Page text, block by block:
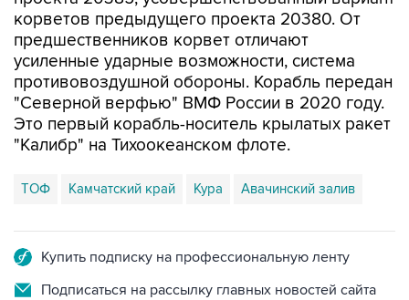
корветов предыдущего проекта 20380. От
предшественников корвет отличают
усиленные ударные возможности, система
противовоздушной обороны. Корабль передан
"Северной верфью" ВМФ России в 2020 году.
Это первый корабль-носитель крылатых ракет
"Калибр" на Тихоокеанском флоте.
ТОФ Камчатский край Кура Авачинский залив
Купить подписку на профессиональную ленту
Подписаться на рассылку главных новостей сайта